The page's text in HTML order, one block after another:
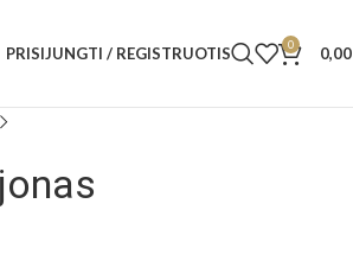
PRISIJUNGTI / REGISTRUOTIS 0